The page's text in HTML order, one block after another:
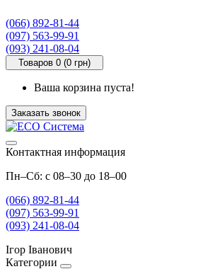
(066) 892-81-44
(097) 563-99-91
(093) 241-08-04
Товаров 0 (0 грн)
Ваша корзина пуста!
Заказать звонок
Контактная информация
Пн–Сб: с 08–30 до 18–00
(066) 892-81-44
(097) 563-99-91
(093) 241-08-04
Ігор Іванович
Категории